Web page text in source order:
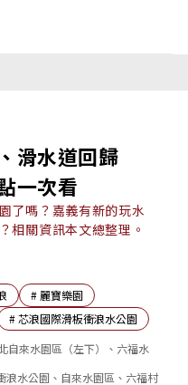
滑水道回歸
一次看
了嗎？嘉義有新的玩水
相關資訊本文總整理。
# 麗寶樂園
#芯浪國際滑板衝浪水公園
自來水園區（左下）、六福水
浪水公園、自來水園區、六福村